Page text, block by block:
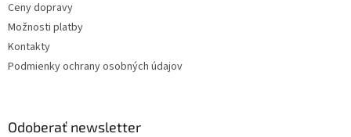
Ceny dopravy
Možnosti platby
Kontakty
Podmienky ochrany osobných údajov
Odoberať newsletter